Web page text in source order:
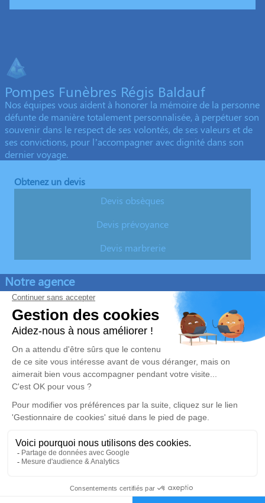
Pompes Funèbres Régis Baldauf
Nos équipes vous aident à honorer la mémoire de la personne
défunte de manière totalement personnalisée, à perpétuer son
souvenir dans le respect de ses volontés, de ses valeurs et de
ses convictions, pour l’accompagner avec dignité dans son
dernier voyage.
Obtenez un devis
Devis obsèques
Devis prévoyance
Devis marbrerie
Notre agence
Pompes Funèbres Baldauf Régis
03 74 11 88 19
r.baldauf@orange.fr
3 Boulevard du Parc - 57310 - Guénange
4.9/5 - 202 avis
Nos Services
Organiser des obsèques v1
Monuments funéraires v1
Services aux familles
Liens utiles
Avis de décès
Demande de rendez-vous en
agence
Politique de traitement des données personnelles
Politique d’utilisation des cookies
Zone d'intervention